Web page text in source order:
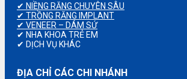
✔ NIỀNG RĂNG CHUYÊN SÂU
✔ TRỒNG RĂNG IMPLANT
✔ VENEER – DÁM SỨ
✔ NHA KHOA TRẺ EM
✔ DỊCH VỤ KHÁC
ĐỊA CHỈ CÁC CHI NHÁNH